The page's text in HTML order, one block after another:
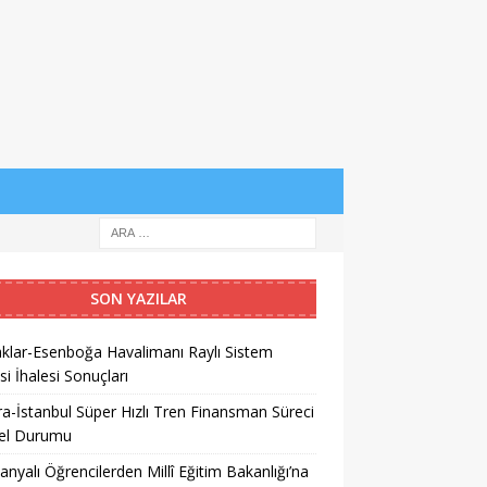
SON YAZILAR
Esenboğa Havalimanı Raylı Sistem
İhalesi Sonuçları
İstanbul Süper Hızlı Tren Finansman Süreci
Durumu
Öğrencilerden Millî Eğitim Bakanlığı’na